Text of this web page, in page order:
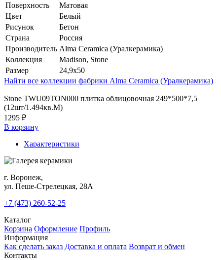
Поверхность
Матовая
Цвет
Белый
Рисунок
Бетон
Страна
Россия
Производитель Alma Ceramica (Уралкерамика)
Коллекция
Madison, Stone
Размер
24,9x50
Найти все коллекции фабрики Alma Ceramica (Уралкерамика)
Stone TWU09TON000 плитка облицовочная 249*500*7,5
(12шт/1.494кв.М)
1295 ₽
В корзину
Характеристики
г. Воронеж,
ул. Пеше-Cтрелецкая, 28А
+7 (473) 260-52-25
Каталог
Корзина Оформление Профиль
Информация
Как сделать заказ Доставка и оплата Возврат и обмен
Контакты